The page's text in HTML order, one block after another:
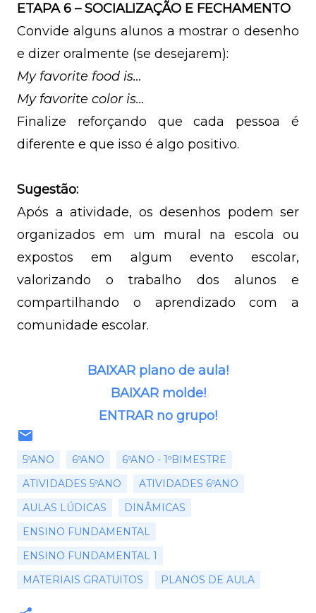
ETAPA 6 – SOCIALIZAÇÃO E FECHAMENTO
Convide alguns alunos a mostrar o desenho
e dizer oralmente (se desejarem):
My favorite food is…
My favorite color is…
Finalize reforçando que cada pessoa é
diferente e que isso é algo positivo.
Sugestão:
Após a atividade, os desenhos podem ser
organizados em um mural na escola ou
expostos em algum evento escolar,
valorizando o trabalho dos alunos e
compartilhando o aprendizado com a
comunidade escolar.
BAIXAR plano de aula!
BAIXAR molde!
ENTRAR no grupo!
5ºANO 6ºANO
6ºANO - 1ºBIMESTRE
ATIVIDADES 5ºANO
ATIVIDADES 6ºANO
AULAS LÚDICAS
DINÂMICAS
ENSINO FUNDAMENTAL
ENSINO FUNDAMENTAL 1
MATERIAIS GRATUITOS
PLANOS DE AULA